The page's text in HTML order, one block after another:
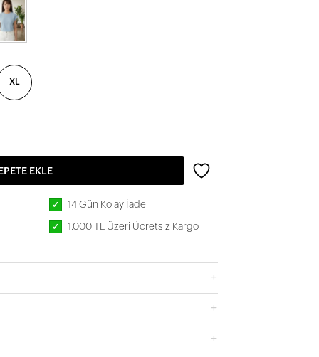
XL
EKLE
✓ 14 Gün Kolay İade
✓ 1.000 TL Üzeri Ücretsiz Kargo